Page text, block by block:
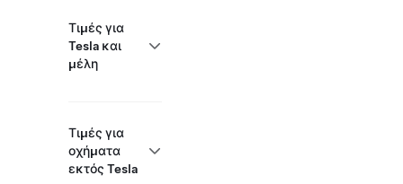
Τιμές για
Tesla και
μέλη
Τιμές για
οχήματα
εκτός Tesla